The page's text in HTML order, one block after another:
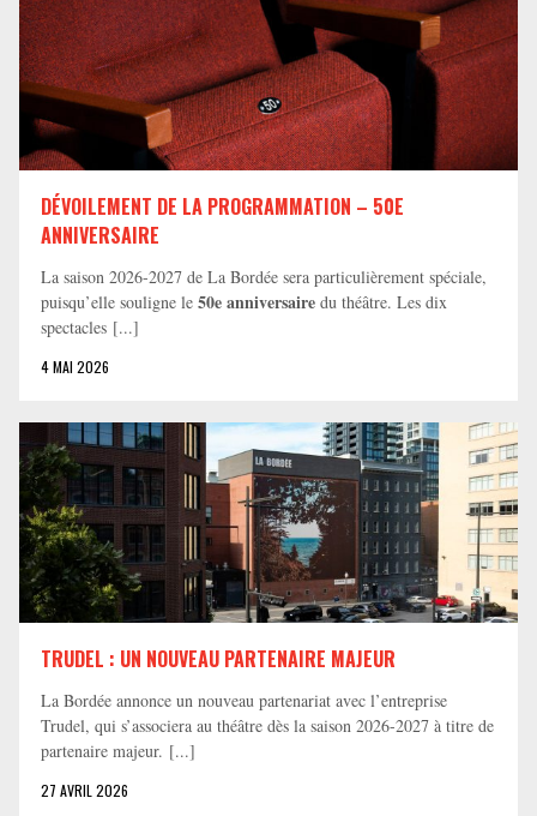
DÉVOILEMENT DE LA PROGRAMMATION – 50E
ANNIVERSAIRE
La saison 2026-2027 de La Bordée sera particulièrement spéciale,
puisqu’elle souligne le 50e anniversaire du théâtre. Les dix
spectacles [...]
4 MAI 2026
TRUDEL : UN NOUVEAU PARTENAIRE MAJEUR
La Bordée annonce un nouveau partenariat avec l’entreprise
Trudel, qui s’associera au théâtre dès la saison 2026-2027 à titre de
partenaire majeur. [...]
27 AVRIL 2026